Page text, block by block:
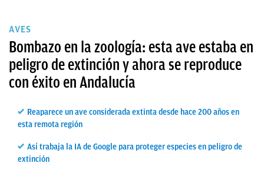
AVES
Bombazo en la zoología: esta ave estaba en
peligro de extinción y ahora se reproduce
con éxito en Andalucía
Reaparece un ave considerada extinta desde hace 200 años en
esta remota región
Así trabaja la IA de Google para proteger especies en peligro de
extinción